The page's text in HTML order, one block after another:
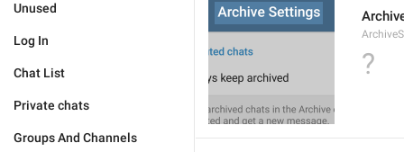
Unused
Log In
Chat List
Private chats
Groups And Channels
?